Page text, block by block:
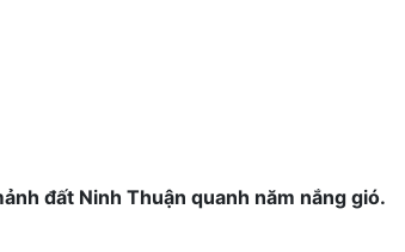
đất Ninh Thuận quanh năm nắng gió.